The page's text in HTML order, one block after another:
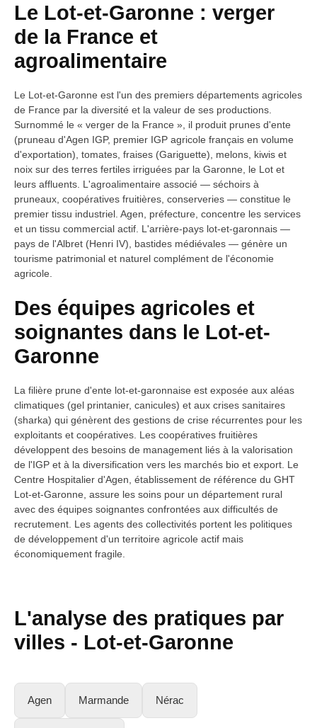
Le Lot-et-Garonne : verger
de la France et
agroalimentaire
Le Lot-et-Garonne est l'un des premiers départements agricoles
de France par la diversité et la valeur de ses productions.
Surnommé le « verger de la France », il produit prunes d'ente
(pruneau d'Agen IGP, premier IGP agricole français en volume
d'exportation), tomates, fraises (Gariguette), melons, kiwis et
noix sur des terres fertiles irriguées par la Garonne, le Lot et
leurs affluents. L'agroalimentaire associé — séchoirs à
pruneaux, coopératives fruitières, conserveries — constitue le
premier tissu industriel. Agen, préfecture, concentre les services
et un tissu commercial actif. L'arrière-pays lot-et-garonnais —
pays de l'Albret (Henri IV), bastides médiévales — génère un
tourisme patrimonial et naturel complément de l'économie
agricole.
Des équipes agricoles et
soignantes dans le Lot-et-
Garonne
La filière prune d'ente lot-et-garonnaise est exposée aux aléas
climatiques (gel printanier, canicules) et aux crises sanitaires
(sharka) qui génèrent des gestions de crise récurrentes pour les
exploitants et coopératives. Les coopératives fruitières
développent des besoins de management liés à la valorisation
de l'IGP et à la diversification vers les marchés bio et export. Le
Centre Hospitalier d'Agen, établissement de référence du GHT
Lot-et-Garonne, assure les soins pour un département rural
avec des équipes soignantes confrontées aux difficultés de
recrutement. Les agents des collectivités portent les politiques
de développement d'un territoire agricole actif mais
économiquement fragile.
L'analyse des pratiques par
villes - Lot-et-Garonne
Agen Marmande Nérac